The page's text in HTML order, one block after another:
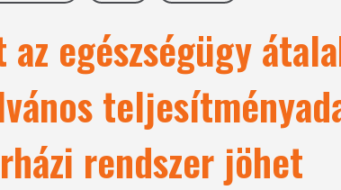
egészségügy
rendszer jöhet